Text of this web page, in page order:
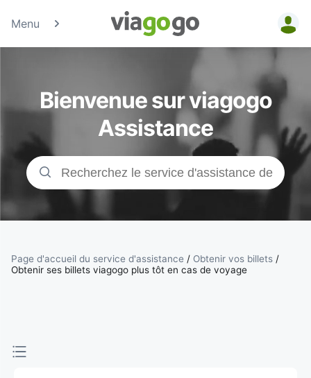
Menu
Billets -
Billet pour
concerts,
événements
sportifs et
théâtre |
viagogo, la
Bienvenue sur viagogo
Assistance
Page d'accueil du service d'assistance / Obtenir vos billets /
Obtenir ses billets viagogo plus tôt en cas de voyage